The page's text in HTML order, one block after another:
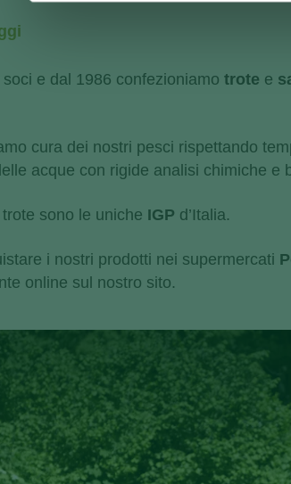
e dal 1986 confezioniamo trote e
cura dei nostri pesci rispettando
acque con rigide analisi chimiche e
sono le uniche IGP d’Italia.
i nostri prodotti nei supermercati
online sul nostro sito.